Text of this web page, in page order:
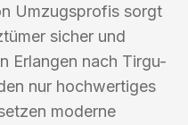
Umzugsprofis sorgt
sicher und
Erlangen nach Tirgu-
nur hochwertiges
moderne